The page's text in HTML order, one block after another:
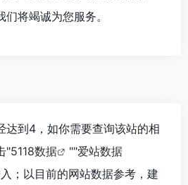
将竭诚为您服务。
达到4，如你需要查询该站的相
"5118数据 ""爱站数据
；以目前的网站数据参考，建